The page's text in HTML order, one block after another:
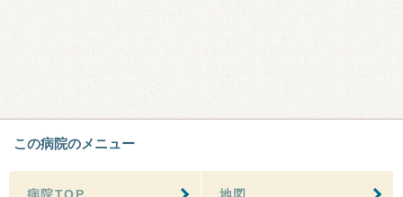
この病院のメニュー